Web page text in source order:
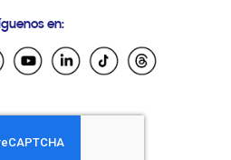
Ecuador
El Salvador
Honduras
Nicaragua
en: